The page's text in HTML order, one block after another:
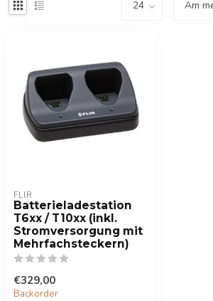
FLIR
Batterieladestation
T6xx / T10xx (inkl.
Stromversorgung mit
Mehrfachsteckern)
€329,00
Backorder